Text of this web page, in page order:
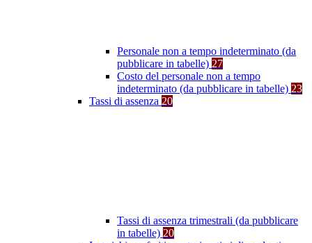
Personale non a tempo indeterminato (da
pubblicare in tabelle) 27
Costo del personale non a tempo
indeterminato (da pubblicare in tabelle) 23
Tassi di assenza 20
Tassi di assenza trimestrali (da pubblicare
in tabelle) 20